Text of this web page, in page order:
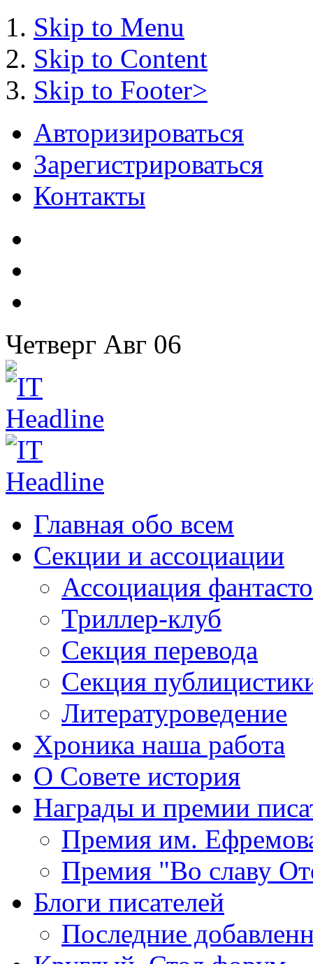
Skip to Menu
Skip to Content
Skip to Footer>
Авторизироваться
Зарегистрироваться
Контакты
Четверг Авг 06
Главная обо всем
Секции и ассоциации
Ассоциация
Триллер-клуб
Секция перевода
Секция
Литературоведение
Хроника наша работа
О Совете история
Награды и премии
Премия им.
Премия "Во славу
Блоги писателей
Последние